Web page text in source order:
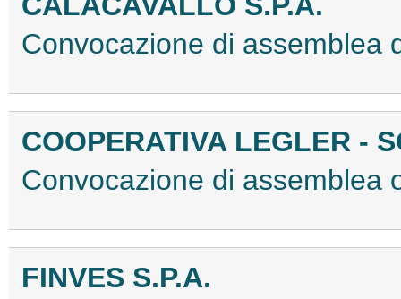
Convocazione di assemblea
COOPERATIVA LEGLER -
Convocazione di assemblea
FINVES S.P.A.